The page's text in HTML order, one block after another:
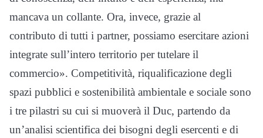
mancava un collante. Ora, invece, grazie al
contributo di tutti i partner, possiamo esercitare azioni
integrate sull’intero territorio per tutelare il
commercio». Competitività, riqualificazione degli
spazi pubblici e sostenibilità ambientale e sociale sono
i tre pilastri su cui si muoverà il Duc, partendo da
un’analisi scientifica dei bisogni degli esercenti e di